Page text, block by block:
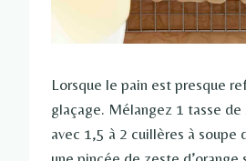
Lorsque le pain est presque
glaçage. Mélangez 1 tasse de
avec 1,5 à 2 cuillères à soupe